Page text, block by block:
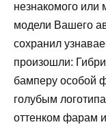
незнакомого или
модели Вашего
сохранил
произошли:
бамперу особой
голубым
оттенком фарам